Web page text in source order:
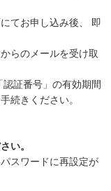
てお申し込み後、 即
らのメールを受け取
証番号」の有効期間
続きください。
い。
スワードに再設定が